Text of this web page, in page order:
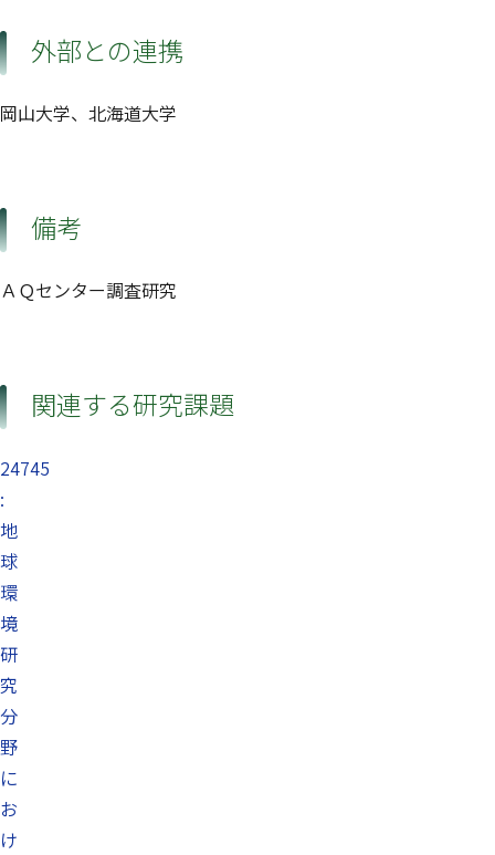
外部との連携
岡山大学、北海道大学
備考
ＡＱセンター調査研究
関連する研究課題
24745
:
地
球
環
境
研
究
分
野
に
お
け